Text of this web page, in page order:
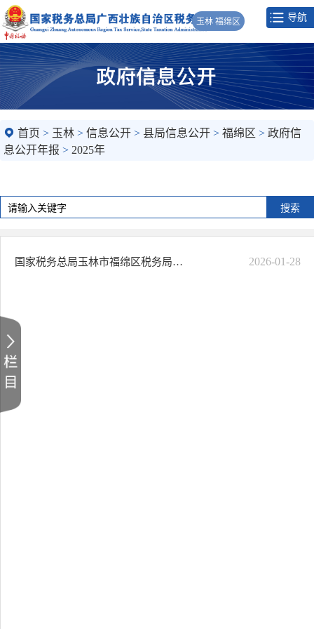
玉林 福绵区 导航
首页 > 玉林 > 信息公开 > 县局信息公开 > 福绵区 > 政府信
息公开年报 > 2025年
国家税务总局玉林市福绵区税务局2025年政府信息公开工作年度报告 2026-01-28